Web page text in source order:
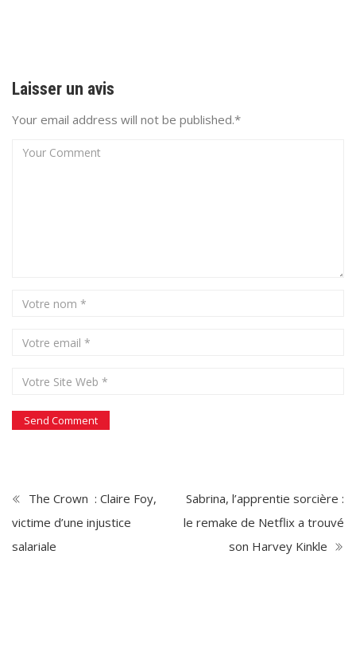
Laisser un avis
Your email address will not be published.*
The Crown : Claire Foy,
victime d’une injustice
salariale
Sabrina, l’apprentie sorcière :
le remake de Netflix a trouvé
son Harvey Kinkle